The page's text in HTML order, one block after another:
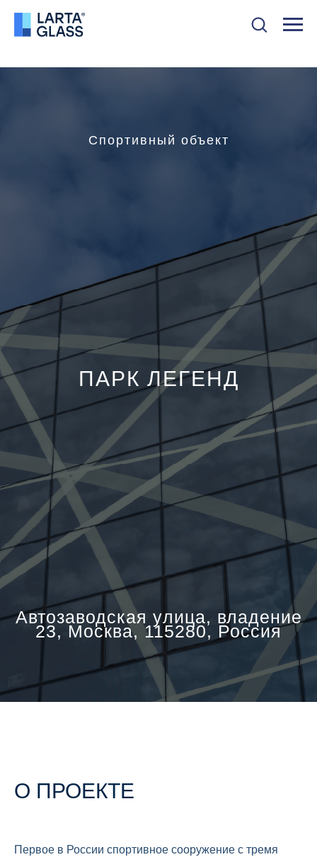
ПАРК ЛЕГЕНД
Спортивный объект
Автозаводская yлица, владение
23, Москва, 115280, Россия
О ПРОЕКТЕ
Первое в России спортивное сооружение с тремя